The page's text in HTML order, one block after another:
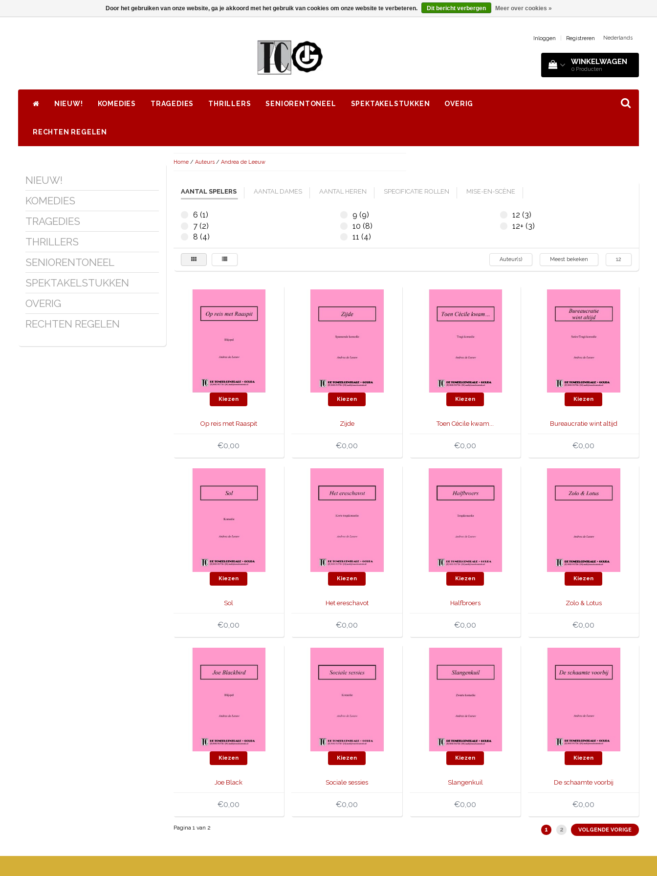
Inloggen Registreren Nederlands
WINKELWAGEN
0 Producten
NIEUW! KOMEDIES TRAGEDIES THRILLERS SENIORENTONEEL SPEKTAKELSTUKKEN OVERIG
RECHTEN REGELEN
NIEUW!
KOMEDIES
TRAGEDIES
THRILLERS
SENIORENTONEEL
SPEKTAKELSTUKKEN
OVERIG
RECHTEN REGELEN
Home/ Auteurs/ Andrea de Leeuw
AANTAL SPELERS AANTAL DAMES AANTAL HEREN SPECIFICATIE ROLLEN MISE-EN-SCÈNE
6 (1)
7 (2)
8 (4)
9 (9)
10 (8)
11 (4)
12 (3)
12+ (3)
Auteur(s) Meest bekeken 12
Kiezen
Op reis met Raaspit
€0,00
Kiezen
Zijde
€0,00
Kiezen
Toen Cécile kwam...
€0,00
Kiezen
Bureaucratie wint altijd
€0,00
Kiezen
Sol
€0,00
Kiezen
Het ereschavot
€0,00
Kiezen
Halfbroers
€0,00
Kiezen
Zolo & Lotus
€0,00
Kiezen
Joe Black
€0,00
Kiezen
Sociale sessies
€0,00
Kiezen
Slangenkuil
€0,00
Kiezen
De schaamte voorbij
€0,00
Pagina 1 van 2 1 2 VOLGENDE VORIGE
Door het gebruiken van onze website, ga je akkoord met het gebruik van cookies om onze website te verbeteren. Dit bericht verbergen Meer over cookies »